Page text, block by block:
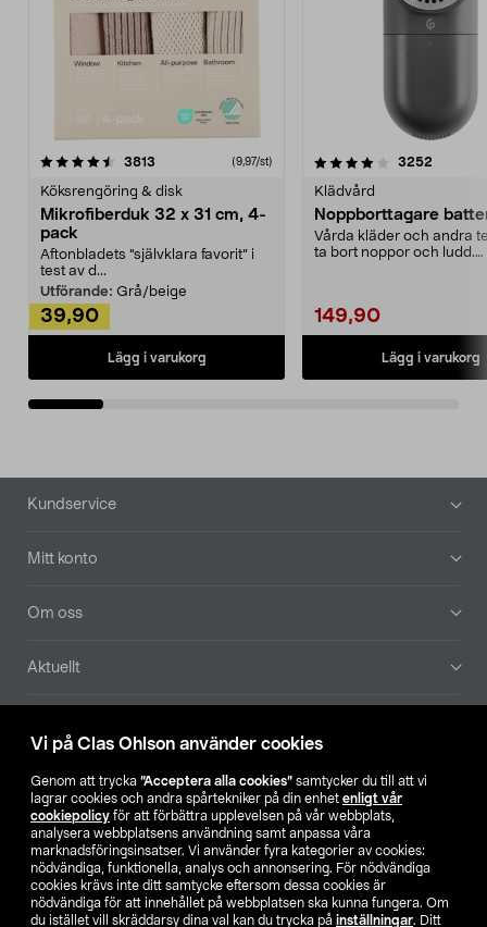
Vi på Clas Ohlson använder cookies
Genom att trycka ”Acceptera alla cookies” samtycker du till att vi
lagrar cookies och andra spårtekniker på din enhet enligt vår
cookiepolicy för att förbättra upplevelsen på vår webbplats,
analysera webbplatsens användning samt anpassa våra
marknadsföringsinsatser. Vi använder fyra kategorier av cookies:
nödvändiga, funktionella, analys och annonsering. För nödvändiga
cookies krävs inte ditt samtycke eftersom dessa cookies är
nödvändiga för att innehållet på webbplatsen ska kunna fungera. Om
du istället vill skräddarsy dina val kan du trycka på inställningar. Ditt
3813 (9,97/st)
Köksrengöring & disk
Mikrofiberduk 32 x 31 cm, 4-
pack
Aftonbladets "självklara favorit” i
test av d...
Utförande: Grå/beige
39,90
Lägg i varukorg
4.0av 5 stjärnor 3252
Klädvård
Noppborttagare
Vårda kläder och andra
ta bort noppor och ludd.
149,90
Lägg i varukorg
4.5av 5 stjärnor
Sidfot
Kundservice
Mitt konto
Om oss
Aktuellt
Hitta butik
SE NO FI